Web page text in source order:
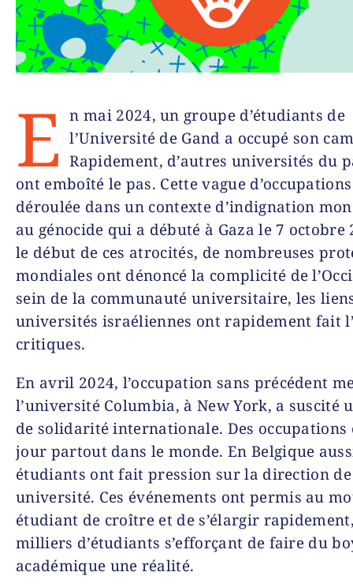
E n mai 2024, un groupe d’étudiants de
l’Université de Gand a occupé son
Rapidement, d’autres universités du
ont emboîté le pas. Cette vague d’occupations
déroulée dans un contexte d’indignation
au génocide qui a débuté à Gaza le 7 octobre
le début de ces atrocités, de nombreuses
mondiales ont dénoncé la complicité de
sein de la communauté universitaire, les
universités israéliennes ont rapidement fait
critiques.
En avril 2024, l’occupation sans précédent
l’université Columbia, à New York, a suscité
de solidarité internationale. Des occupations
jour partout dans le monde. En Belgique
étudiants ont fait pression sur la direction
université. Ces événements ont permis au
étudiant de croître et de s’élargir
milliers d’étudiants s’efforçant de faire du
académique une réalité.